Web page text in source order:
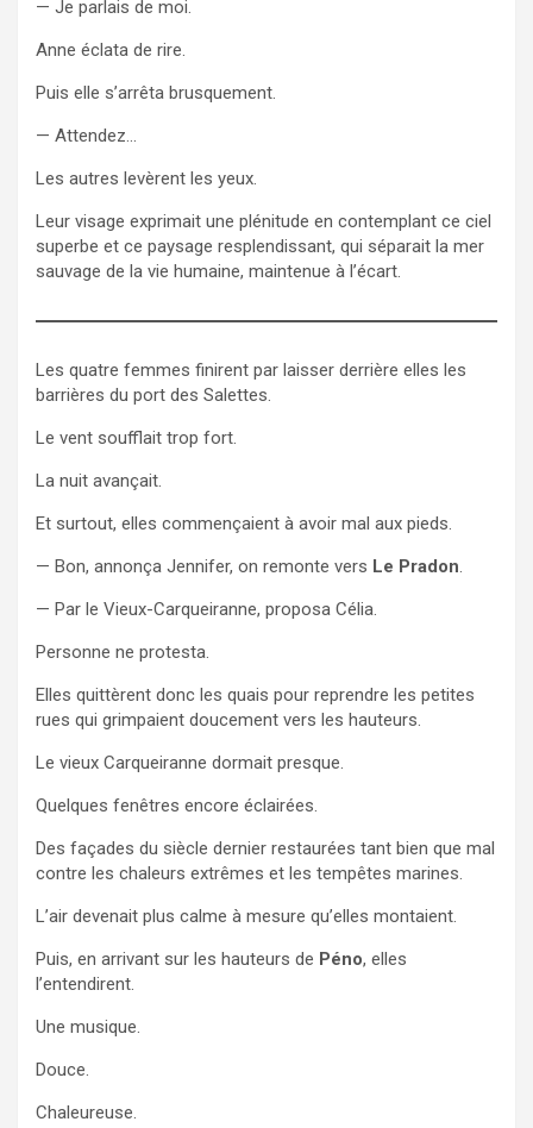
— Je parlais de moi.
Anne éclata de rire.
Puis elle s’arrêta brusquement.
— Attendez…
Les autres levèrent les yeux.
Leur visage exprimait une plénitude en contemplant ce ciel
superbe et ce paysage resplendissant, qui séparait la mer
sauvage de la vie humaine, maintenue à l’écart.
Les quatre femmes finirent par laisser derrière elles les
barrières du port des Salettes.
Le vent soufflait trop fort.
La nuit avançait.
Et surtout, elles commençaient à avoir mal aux pieds.
— Bon, annonça Jennifer, on remonte vers Le Pradon.
— Par le Vieux-Carqueiranne, proposa Célia.
Personne ne protesta.
Elles quittèrent donc les quais pour reprendre les petites
rues qui grimpaient doucement vers les hauteurs.
Le vieux Carqueiranne dormait presque.
Quelques fenêtres encore éclairées.
Des façades du siècle dernier restaurées tant bien que mal
contre les chaleurs extrêmes et les tempêtes marines.
L’air devenait plus calme à mesure qu’elles montaient.
Puis, en arrivant sur les hauteurs de Péno, elles
l’entendirent.
Une musique.
Douce.
Chaleureuse.